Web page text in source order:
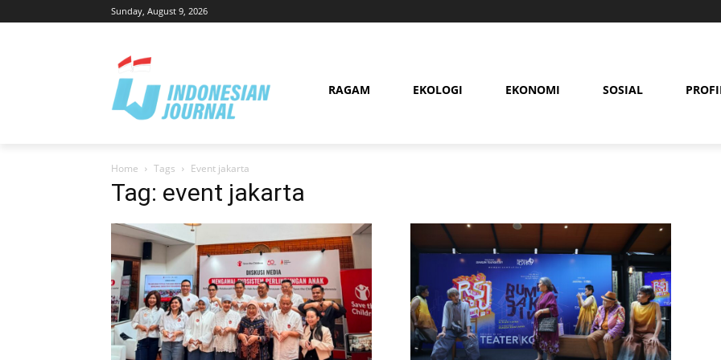
Sunday, August 9, 2026
RAGAM EKOLOGI EKONOMI SOSIAL
Home Tags Event jakarta
Tag: event jakarta